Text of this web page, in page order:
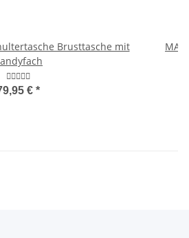
Brusttasche mit
€ *